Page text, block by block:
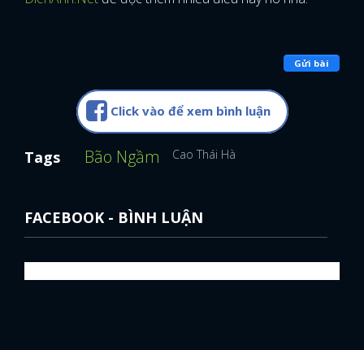
Gửi bài
Click vào để xem bình luận
Tags Bão Ngầm Cao Thái Hà
FACEBOOK - BÌNH LUẬN